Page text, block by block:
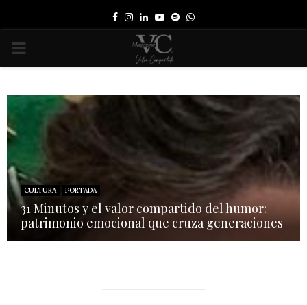
Facebook
Instagram
LinkedinYoutube
SpotifyWhatsapp
PRIMARY
CULTURA PORTADA
31 Minutos y el valor compartido del humor:
patrimonio emocional que cruza generaciones